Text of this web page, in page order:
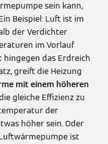
sein kann,
Beispiel: Luft ist im
der Verdichter
im Vorlauf
hingegen das Erdreich
greift die Heizung
mit einem höheren
gleiche Effizienz zu
der
höher sein. Oder
ist